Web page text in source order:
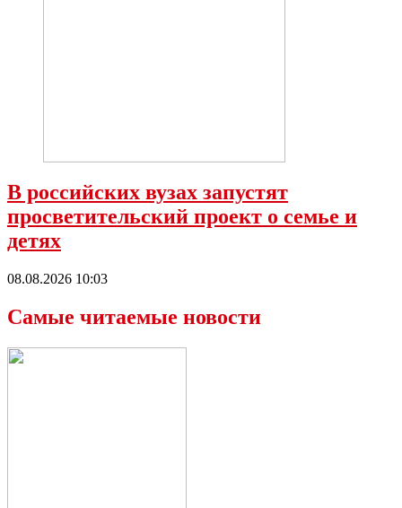
В российских вузах запустят
просветительский проект о семье и
детях
08.08.2026 10:03
Самые читаемые новости